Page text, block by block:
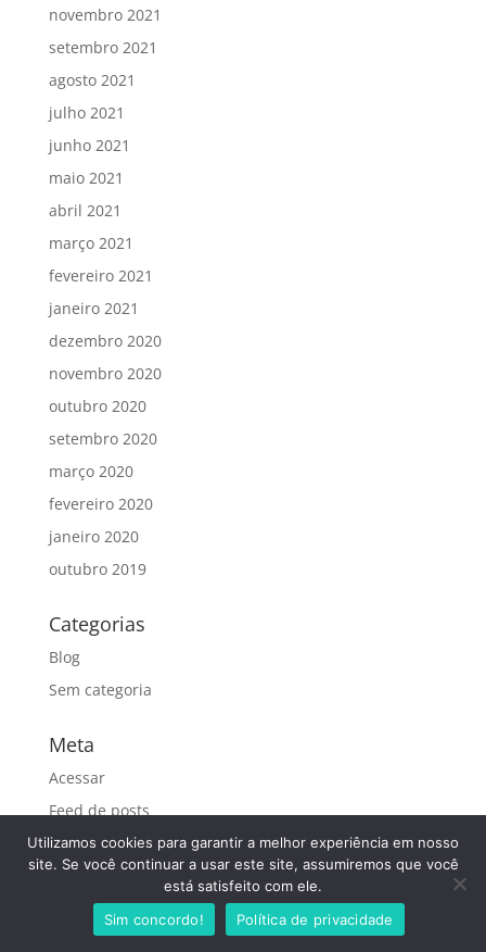
novembro 2021
setembro 2021
agosto 2021
julho 2021
junho 2021
maio 2021
abril 2021
março 2021
fevereiro 2021
janeiro 2021
dezembro 2020
novembro 2020
outubro 2020
setembro 2020
março 2020
fevereiro 2020
janeiro 2020
outubro 2019
Categorias
Blog
Sem categoria
Meta
Acessar
Feed de posts
Feed de comentários
WordPress.org
Utilizamos cookies para garantir a melhor experiência em nosso
site. Se você continuar a usar este site, assumiremos que você
está satisfeito com ele.
Sim concordo!
Política de privacidade